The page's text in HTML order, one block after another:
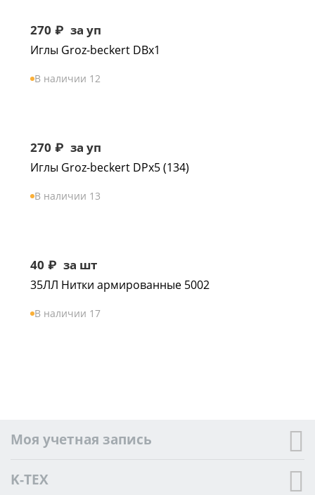
270 ₽ за уп
Иглы Groz-beckert DBx1
В наличии 12
270 ₽ за уп
Иглы Groz-beckert DPx5 (134)
В наличии 13
40 ₽ за шт
35ЛЛ Нитки армированные 5002
В наличии 17
Моя учетная запись
K-TEX